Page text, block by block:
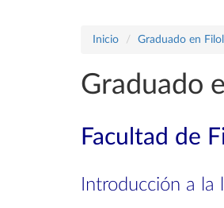
Inicio Graduado en
Graduado
Facultad de
Introducción a